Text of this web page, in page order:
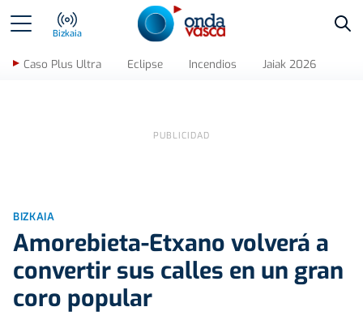
Bizkaia
Caso Plus Ultra Eclipse Incendios Jaiak 2026
BIZKAIA
Amorebieta-Etxano volverá a
convertir sus calles en un gran
coro popular